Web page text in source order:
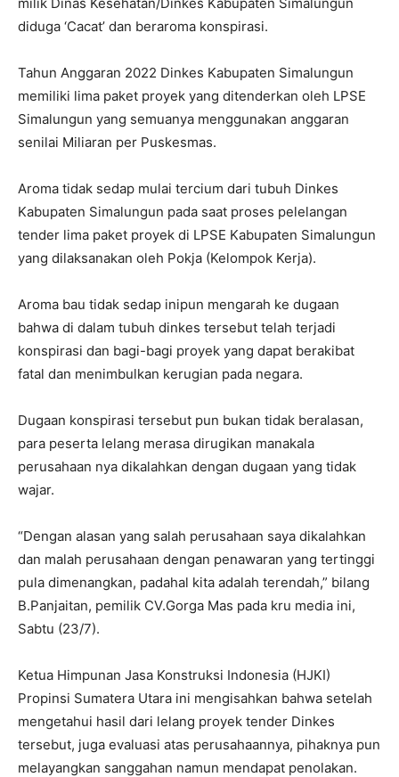
diduga ‘Cacat’ dan beraroma konspirasi.
Tahun Anggaran 2022 Dinkes Kabupaten Simalungun
memiliki lima paket proyek yang ditenderkan oleh LPSE
Simalungun yang semuanya menggunakan anggaran
senilai Miliaran per Puskesmas.
Aroma tidak sedap mulai tercium dari tubuh Dinkes
Kabupaten Simalungun pada saat proses pelelangan
tender lima paket proyek di LPSE Kabupaten Simalungun
yang dilaksanakan oleh Pokja (Kelompok Kerja).
Aroma bau tidak sedap inipun mengarah ke dugaan
bahwa di dalam tubuh dinkes tersebut telah terjadi
konspirasi dan bagi-bagi proyek yang dapat berakibat
fatal dan menimbulkan kerugian pada negara.
Dugaan konspirasi tersebut pun bukan tidak beralasan,
para peserta lelang merasa dirugikan manakala
perusahaan nya dikalahkan dengan dugaan yang tidak
wajar.
“Dengan alasan yang salah perusahaan saya dikalahkan
dan malah perusahaan dengan penawaran yang tertinggi
pula dimenangkan, padahal kita adalah terendah,” bilang
B.Panjaitan, pemilik CV.Gorga Mas pada kru media ini,
Sabtu (23/7).
Ketua Himpunan Jasa Konstruksi Indonesia (HJKI)
Propinsi Sumatera Utara ini mengisahkan bahwa setelah
mengetahui hasil dari lelang proyek tender Dinkes
tersebut, juga evaluasi atas perusahaannya, pihaknya pun
melayangkan sanggahan namun mendapat penolakan.